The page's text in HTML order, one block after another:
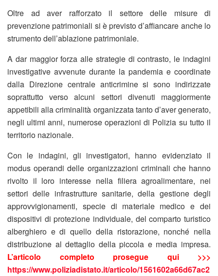
Oltre ad aver rafforzato il settore delle misure di
prevenzione patrimoniali si è previsto d’affiancare anche lo
strumento dell’ablazione patrimoniale.
A dar maggior forza alle strategie di contrasto, le indagini
investigative avvenute durante la pandemia e coordinate
dalla Direzione centrale anticrimine si sono indirizzate
soprattutto verso alcuni settori divenuti maggiormente
appetibili alla criminalità organizzata tanto d’aver generato,
negli ultimi anni, numerose operazioni di Polizia su tutto il
territorio nazionale.
Con le indagini, gli investigatori, hanno evidenziato il
modus operandi delle organizzazioni criminali che hanno
rivolto il loro interesse nella filiera agroalimentare, nei
settori delle infrastrutture sanitarie, della gestione degli
approvvigionamenti, specie di materiale medico e dei
dispositivi di protezione individuale, del comparto turistico
alberghiero e di quello della ristorazione, nonché nella
distribuzione al dettaglio della piccola e media impresa.
L’articolo completo prosegue qui >>>
https://www.poliziadistato.it/articolo/1561602a66d67ac2